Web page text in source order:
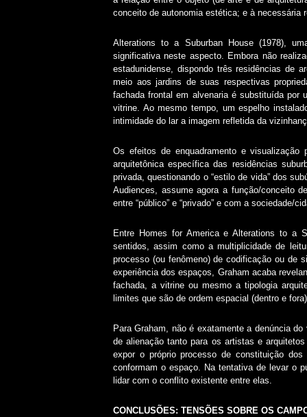
conceito de autonomia estética; e à necessária
Alterations to a Suburban House (1978),
significativa neste aspecto. Embora não
estadunidense, dispondo três residências de
meio aos jardins de suas respectivas
fachada frontal em alvenaria é substituída por
vitrine. Ao mesmo tempo, um espelho
intimidade do lar a imagem refletida da
Os efeitos de enquadramento e visualização
arquitetônica específica das residências
privada, questionando o “estilo de vida” dos
Audiences, assume agora a função/conceito
entre “público” e “privado” e com a sociedade/
Entre Homes for America e Alterations to a
sentidos, assim como a multiplicidade de
processo (ou fenômeno) de codificação ou de
experiência dos espaços, Graham acaba
fachada, a vitrine ou mesmo a tipologia
limites que são de ordem espacial (dentro e
Para Graham, não é exatamente a denúncia
de alienação tanto para os artistas e
expor o próprio processo de constituição
conformam o espaço. Na tentativa de levar o
lidar com o conflito existente entre elas.
CONCLUSÕES: TENSÕES SOBRE OS